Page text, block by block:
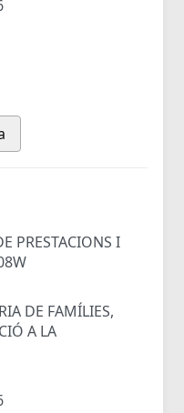
PRESTACIONS I
DE FAMÍLIES,
A LA